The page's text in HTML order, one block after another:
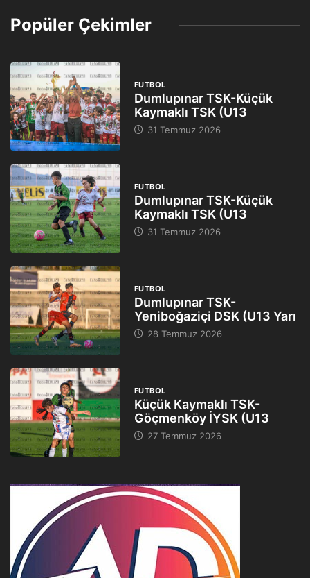
Popüler Çekimler
FUTBOL
Dumlupınar TSK-Küçük
Kaymaklı TSK (U13
31 Temmuz 2026
FUTBOL
Dumlupınar TSK-Küçük
Kaymaklı TSK (U13
31 Temmuz 2026
FUTBOL
Dumlupınar TSK-
Yeniboğaziçi DSK (U13 Yarı
28 Temmuz 2026
FUTBOL
Küçük Kaymaklı TSK-
Göçmenköy İYSK (U13
27 Temmuz 2026